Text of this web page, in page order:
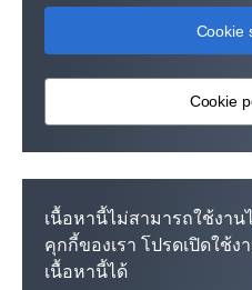
Cookie
Cookie
เนื้อหานี้ไม่สามารถใช้งา
คุกกี้ของเรา โปรดเปิดใช้
เนื้อหานี้ได้